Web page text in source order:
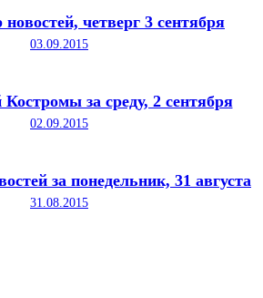
четверг 3 сентября
03.09.2015
Костромы за среду, 2 сентября
02.09.2015
за понедельник, 31 августа
31.08.2015